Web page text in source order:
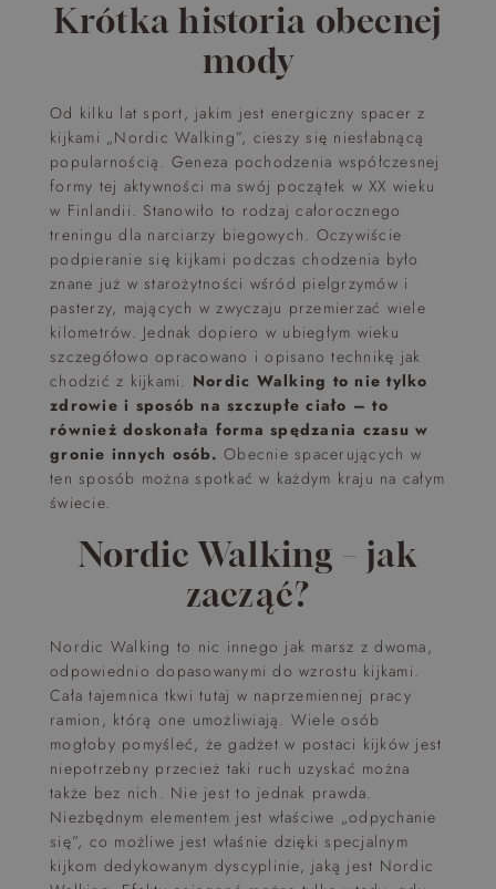
Krótka historia obecnej
mody
Od kilku lat sport, jakim jest energiczny spacer z
kijkami „Nordic Walking”, cieszy się niesłabnącą
popularnością. Geneza pochodzenia współczesnej
formy tej aktywności ma swój początek w XX wieku
w Finlandii. Stanowiło to rodzaj całorocznego
treningu dla narciarzy biegowych. Oczywiście
podpieranie się kijkami podczas chodzenia było
znane już w starożytności wśród pielgrzymów i
pasterzy, mających w zwyczaju przemierzać wiele
kilometrów. Jednak dopiero w ubiegłym wieku
szczegółowo opracowano i opisano technikę jak
chodzić z kijkami. Nordic Walking to nie tylko
zdrowie i sposób na szczupłe ciało – to
również doskonała forma spędzania czasu w
gronie innych osób. Obecnie spacerujących w
ten sposób można spotkać w każdym kraju na całym
świecie.
Nordic Walking – jak
zacząć?
Nordic Walking to nic innego jak marsz z dwoma,
odpowiednio dopasowanymi do wzrostu kijkami.
Cała tajemnica tkwi tutaj w naprzemiennej pracy
ramion, którą one umożliwiają. Wiele osób
mogłoby pomyśleć, że gadżet w postaci kijków jest
niepotrzebny przecież taki ruch uzyskać można
także bez nich. Nie jest to jednak prawda.
Niezbędnym elementem jest właściwe „odpychanie
się”, co możliwe jest właśnie dzięki specjalnym
kijkom dedykowanym dyscyplinie, jaką jest Nordic